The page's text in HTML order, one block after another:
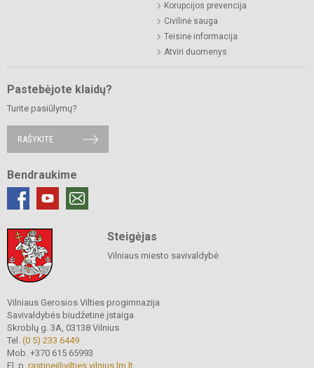
Korupcijos prevencija
Civilinė sauga
Teisinė informacija
Atviri duomenys
Pastebėjote klaidų?
Turite pasiūlymų?
RAŠYKITE
Bendraukime
Steigėjas
Vilniaus miesto savivaldybė
Vilniaus Gerosios Vilties progimnazija
Savivaldybės biudžetinė įstaiga
Skroblų g. 3A, 03138 Vilnius
Tel. (0 5) 233 6449
Mob. +370 615 65993
El. p. rastine@vilties.vilnius.lm.lt